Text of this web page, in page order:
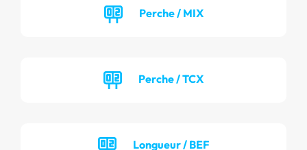
Perche / MIX
Perche / TCX
Longueur / BEF